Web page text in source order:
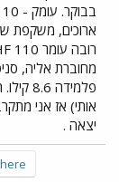
ארוכים, משקפת
אותי) אז אני
יצאה .